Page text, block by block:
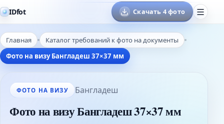
IDfot Скачать 4 фото
Главная
Каталог требований к фото на документы
Фото на визу Бангладеш 37×37 мм
ФОТО НА ВИЗУ Бангладеш
Фото на визу Бангладеш 37×37 мм